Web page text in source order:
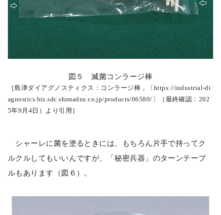
図５ 滅菌コンラージ棒
［島津ダイアグノスティクス：コンラージ棒，〔https://industrial-di
agnostics.biz.sdc.shimadzu.co.jp/products/06580/〕（最終確認：202
5年9月4日）より引用］
シャーレに菌を塗るときには、もちろん片手で持ってク
ルクルしてもいいんですが、「秘密兵器」のターンテーブ
ルもあります（図６）。